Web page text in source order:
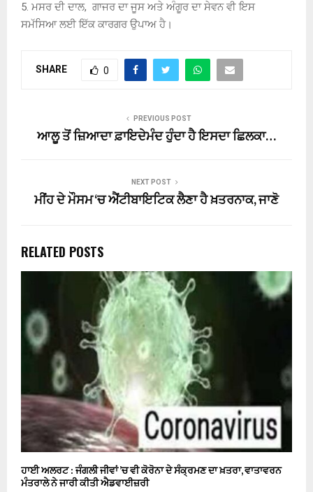
5. ਮਸਰ ਦੀ ਦਾਲ, ਗਾਜਰ ਦਾ ਜੂਸ ਅਤੇ ਅੰਗੂਰ ਦਾ ਸੇਵਨ ਵੀ ਇਸ
ਸਮੱਸਿਆ ਲਈ ਇੱਕ ਕਾਰਗਰ ਉਪਾਅ ਹੈ।
SHARE 0
PREVIOUS POST
ਆਲੂ ਤੋਂ ਜ਼ਿਆਦਾ ਫ਼ਾਇਦੇਮੰਦ ਹੁੰਦਾ ਹੈ ਇਸਦਾ ਛਿਲਕਾ…
NEXT POST
ਮੀਂਹ ਦੇ ਮੌਸਮ ‘ਚ ਐਂਟੀਬਾਇਟਿਕ ਲੈਣਾ ਹੈ ਖ਼ਤਰਨਾਕ, ਜਾਣੋ
RELATED POSTS
ਹਾਈ ਅਲਰਟ : ਜੰਗਲੀ ਜੀਵਾਂ ’ਚ ਵੀ ਕੋਰੋਨਾ ਦੇ ਸੰਕ੍ਰਮਣ ਦਾ ਖ਼ਤਰਾ, ਵਾਤਾਵਰਨ
ਮੰਤਰਾਲੇ ਨੇ ਜਾਰੀ ਕੀਤੀ ਐਡਵਾਈਜ਼ਰੀ